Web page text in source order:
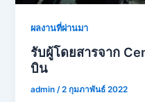
ผลงานที่ผ่านมา
รับผู้โดยสารจาก
บิน
admin/2 กุมภาพันธ์ 2022